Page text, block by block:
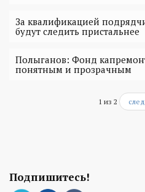
За квалификацией
будут следить пристальнее
Полыганов: Фонд
понятным и прозрачным
1 из 2
Подпишитесь!